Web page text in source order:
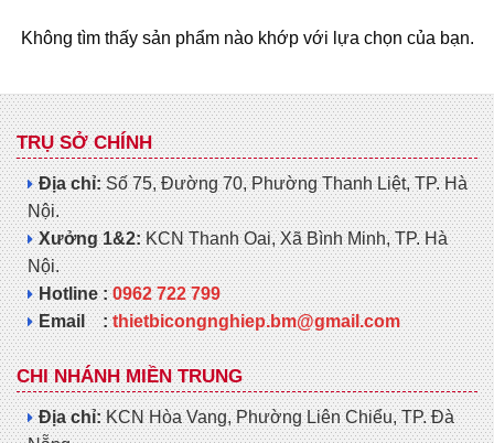
Không tìm thấy sản phẩm nào khớp với lựa chọn của bạn.
TRỤ SỞ CHÍNH
Địa chỉ:Số 75, Đường 70, Phường Thanh Liệt, TP. Hà
Nội.
Xưởng 1&2:KCN Thanh Oai, Xã Bình Minh, TP. Hà
Nội.
Hotline :0962 722 799
Email :thietbicongnghiep.bm@gmail.com
CHI NHÁNH MIỀN TRUNG
Địa chỉ:KCN Hòa Vang, Phường Liên Chiểu, TP. Đà